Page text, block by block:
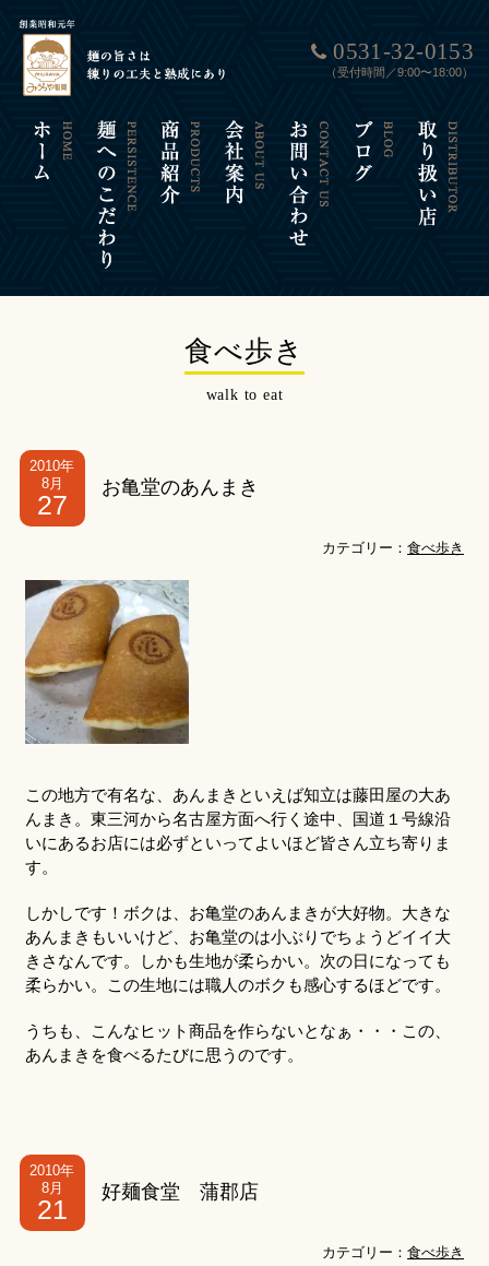
0531-32-0153
（受付時間／9:00〜18:00）
食べ歩き
walk to eat
2010年
8月
27
お亀堂のあんまき
カテゴリー：食べ歩き
この地方で有名な、あんまきといえば知立は藤田屋の大あ
んまき。東三河から名古屋方面へ行く途中、国道１号線沿
いにあるお店には必ずといってよいほど皆さん立ち寄りま
す。
しかしです！ボクは、お亀堂のあんまきが大好物。大きな
あんまきもいいけど、お亀堂のは小ぶりでちょうどイイ大
きさなんです。しかも生地が柔らかい。次の日になっても
柔らかい。この生地には職人のボクも感心するほどです。
うちも、こんなヒット商品を作らないとなぁ・・・この、
あんまきを食べるたびに思うのです。
2010年
8月
21
好麺食堂 蒲郡店
カテゴリー：食べ歩き